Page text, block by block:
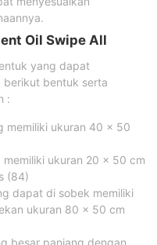
Oil Swipe All
yang dapat
berikut bentuk serta
:
memiliki ukuran 40 x 50
ukuran 20 x 50 cm
(84)
dapat di sobek memiliki
ukuran 80 x 50 cm
besar panjang dengan